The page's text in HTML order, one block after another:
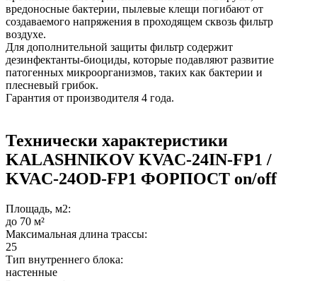
вредоносные бактерии, пылевые клещи погибают от
создаваемого напряжения в проходящем сквозь фильтр
воздухе.
Для дополнительной защиты фильтр содержит
дезинфектанты-биоциды, которые подавляют развитие
патогенных микроорганизмов, таких как бактерии и
плесневый грибок.
Гарантия от производителя 4 года.
Технически характеристики
KALASHNIKOV KVAC-24IN-FP1 /
KVAC-24OD-FP1 ФОРПОСТ on/off
Площадь, м2:
до 70 м²
Максимальная длина трассы:
25
Тип внутреннего блока:
настенные